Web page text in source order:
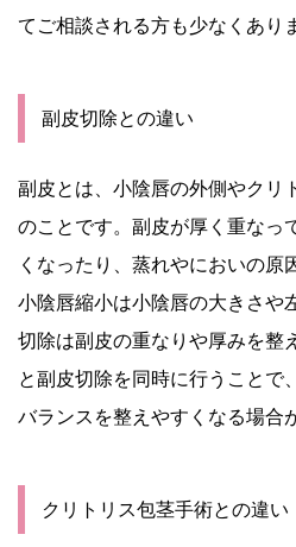
てご相談される方も少なくあり
副皮切除との違い
副皮とは、小陰唇の外側やクリ
のことです。副皮が厚く重なっ
くなったり、蒸れやにおいの原
小陰唇縮小は小陰唇の大きさや
切除は副皮の重なりや厚みを整
と副皮切除を同時に行うことで
バランスを整えやすくなる場合
クリトリス包茎手術との違い